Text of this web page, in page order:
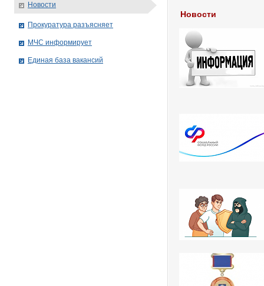
Новости
Новости
Прокуратура разъясняет
МЧС информирует
Единая база вакансий